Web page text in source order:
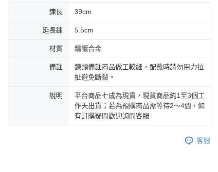
鍊長 39cm
延長鍊 5.5cm
材質 精鍍合金
備註
鍊類備註商品做工較細，配戴時請勿用力拉
扯避免斷裂。
說明
平台商品七成為現貨，現貨商品約1至3個工
作天出貨；若為預購商品需等待2～4週，如
有訂購疑問歡迎詢問客服
客服